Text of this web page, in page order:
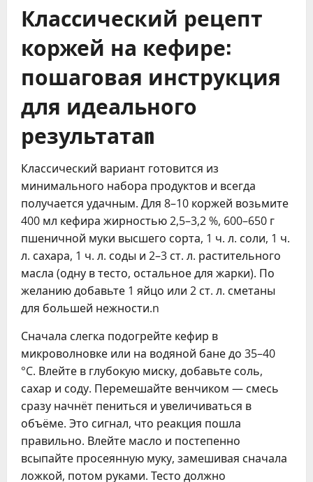
Классический рецепт
коржей на кефире:
пошаговая инструкция
для идеального
результатаn
Классический вариант готовится из
минимального набора продуктов и всегда
получается удачным. Для 8–10 коржей возьмите
400 мл кефира жирностью 2,5–3,2 %, 600–650 г
пшеничной муки высшего сорта, 1 ч. л. соли, 1 ч.
л. сахара, 1 ч. л. соды и 2–3 ст. л. растительного
масла (одну в тесто, остальное для жарки). По
желанию добавьте 1 яйцо или 2 ст. л. сметаны
для большей нежности.n
Сначала слегка подогрейте кефир в
микроволновке или на водяной бане до 35–40
°C. Влейте в глубокую миску, добавьте соль,
сахар и соду. Перемешайте венчиком — смесь
сразу начнёт пениться и увеличиваться в
объёме. Это сигнал, что реакция пошла
правильно. Влейте масло и постепенно
всыпайте просеянную муку, замешивая сначала
ложкой, потом руками. Тесто должно